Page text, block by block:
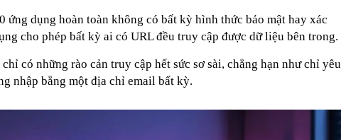
ứng dụng hoàn toàn không có bất kỳ hình thức bảo mật hay xác
cho phép bất kỳ ai có URL đều truy cập được dữ liệu bên trong.
có những rào cản truy cập hết sức sơ sài, chẳng hạn như chỉ yêu
nhập bằng một địa chỉ email bất kỳ.